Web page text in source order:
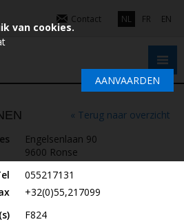
Contact NL FR EN
« Terug naar overzicht
Engelsenlaan 90
9600 Ronse
055217131
+32(0)55,217099
F824
van cookies.
AANVAARDEN